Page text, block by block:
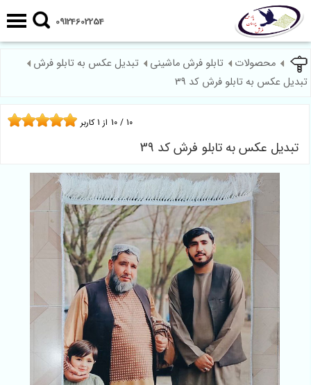
09124602254
محصولات تابلو فرش ماشینی
تبدیل عکس به تابلو فرش
تبدیل عکس به تابلو فرش کد 39
تبدیل عکس به تابلو فرش کد 39
10 / 10 از 1کاربر